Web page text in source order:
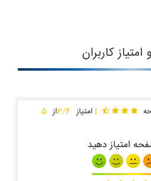
کاربران
| امتیاز 3/4از 5
امتیاز دهید